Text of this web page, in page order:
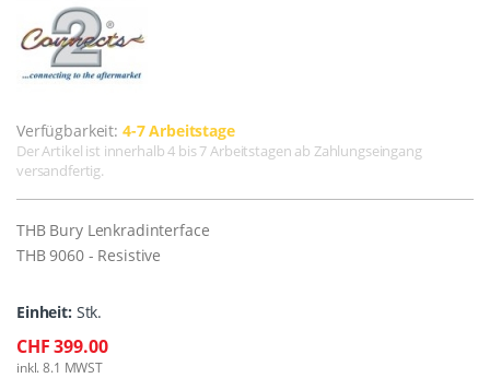
Verfügbarkeit: 4-7 Arbeitstage
Der Artikel ist innerhalb 4 bis 7 Arbeitstagen ab Zahlungseingang
versandfertig.
THB Bury Lenkradinterface
THB 9060 - Resistive
Einheit: Stk.
CHF 399.00
inkl. 8.1 MWST